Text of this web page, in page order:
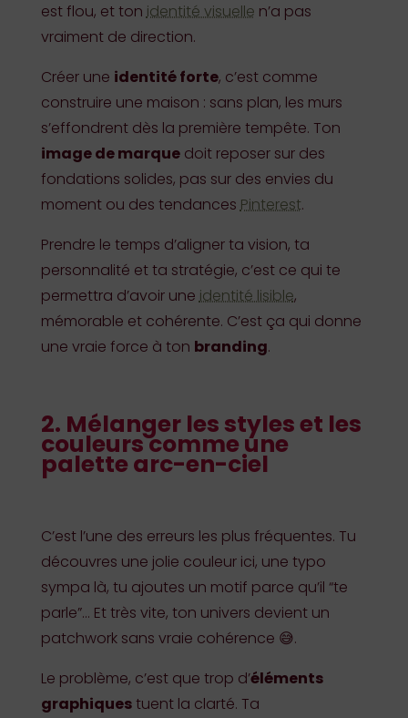
est flou, et tonidentité visuelle n’a pas
vraiment de direction.
Créer une identité forte, c’est comme
construire une maison : sans plan, les murs
s’effondrent dès la première tempête. Ton
image de marquedoit reposer sur des
fondations solides, pas sur des envies du
moment ou des tendancesPinterest.
Prendre le temps d’aligner ta vision, ta
personnalité et ta stratégie, c’est ce qui te
permettra d’avoir uneidentité lisible,
mémorable et cohérente. C’est ça qui donne
une vraie force à ton branding.
2. Mélanger les styles et les
couleurs comme une
palette arc-en-ciel
C’est l’une des erreurs les plus fréquentes. Tu
découvres une jolie couleur ici, une typo
sympa là, tu ajoutes un motif parce qu’il “te
parle”… Et très vite, ton univers devient un
patchwork sans vraie cohérence 😅.
Le problème, c’est que trop d’éléments
graphiquestuent la clarté. Ta